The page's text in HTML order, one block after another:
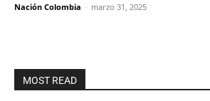
Nación Colombia - marzo 31, 2025
MOST READ